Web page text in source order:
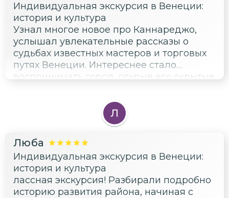
Индивидуальная экскурсия в Венеции:
история и культура
Узнал многое новое про Каннареджо,
услышал увлекательные рассказы о
судьбах известных мастеров и торговых
путях Венеции. Интереснее стало
воспринимать город, открыв его скрытые
Л
Люба
Индивидуальная экскурсия в Венеции:
история и культура
лассная экскурсия! Разбирали подробно
историю развития района, начиная с